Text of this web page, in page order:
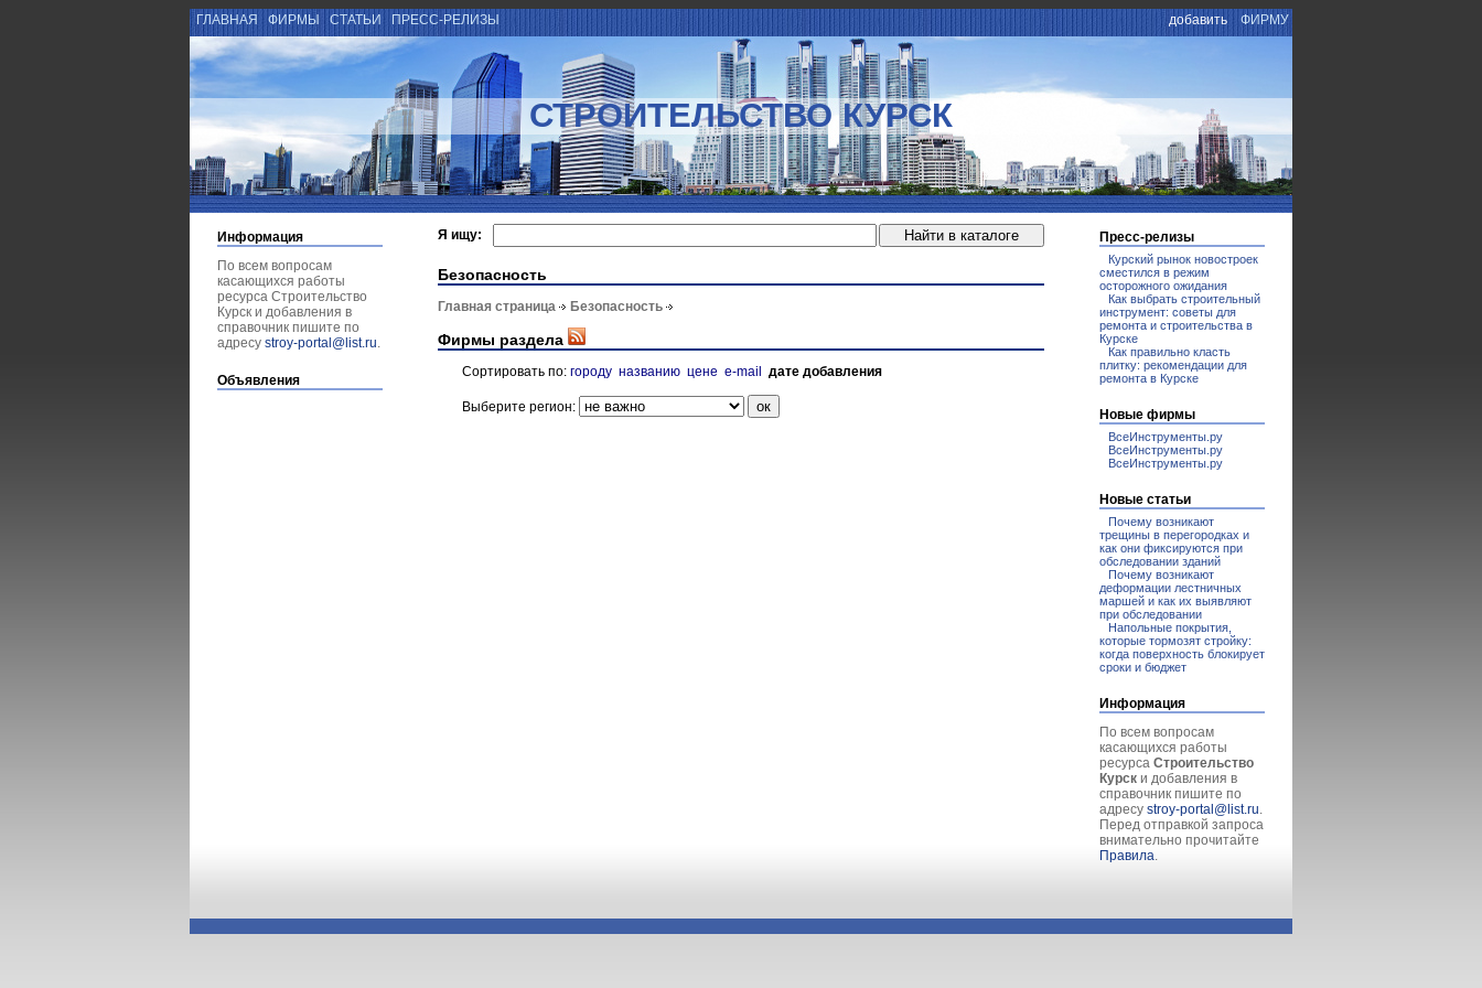
ГЛАВНАЯ ФИРМЫ СТАТЬИ ПРЕСС-РЕЛИЗЫ добавить ФИРМУ
СТРОИТЕЛЬСТВО КУРСК
Информация
По всем вопросам
касающихся работы
ресурса Строительство
Курск и добавления в
справочник пишите по
адресу stroy-portal@list.ru.
Объявления
Я ищу:
Безопасность
Главная страница Безопасность
Фирмы раздела
Сортировать по: городу названию цене e-mail дате добавления
Выберите регион:
Пресс-релизы
Курский рынок новостроек
сместился в режим
осторожного ожидания
Как выбрать строительный
инструмент: советы для
ремонта и строительства в
Курске
Как правильно класть
плитку: рекомендации для
ремонта в Курске
Новые фирмы
ВсеИнструменты.ру
ВсеИнструменты.ру
ВсеИнструменты.ру
Новые статьи
Почему возникают
трещины в перегородках и
как они фиксируются при
обследовании зданий
Почему возникают
деформации лестничных
маршей и как их выявляют
при обследовании
Напольные покрытия,
которые тормозят стройку:
когда поверхность блокирует
сроки и бюджет
Информация
По всем вопросам
касающихся работы
ресурса Строительство
Курск и добавления в
справочник пишите по
адресу stroy-portal@list.ru.
Перед отправкой запроса
внимательно прочитайте
Правила.